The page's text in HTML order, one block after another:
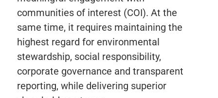
communities of interest (COI). At the
same time, it requires maintaining the
highest regard for environmental
stewardship, social responsibility,
corporate governance and transparent
reporting, while delivering superior